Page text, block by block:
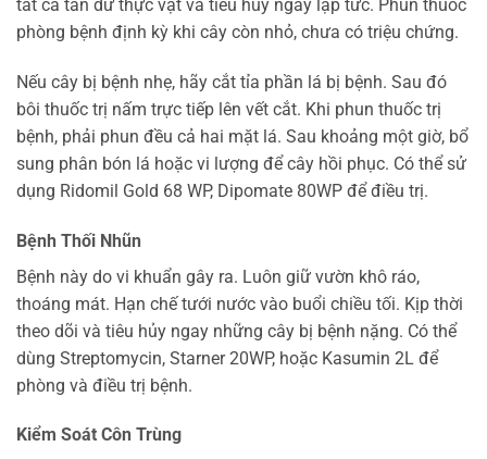
tất cả tàn dư thực vật và tiêu hủy ngay lập tức. Phun thuốc
phòng bệnh định kỳ khi cây còn nhỏ, chưa có triệu chứng.
Nếu cây bị bệnh nhẹ, hãy cắt tỉa phần lá bị bệnh. Sau đó
bôi thuốc trị nấm trực tiếp lên vết cắt. Khi phun thuốc trị
bệnh, phải phun đều cả hai mặt lá. Sau khoảng một giờ, bổ
sung phân bón lá hoặc vi lượng để cây hồi phục. Có thể sử
dụng Ridomil Gold 68 WP, Dipomate 80WP để điều trị.
Bệnh Thối Nhũn
Bệnh này do vi khuẩn gây ra. Luôn giữ vườn khô ráo,
thoáng mát. Hạn chế tưới nước vào buổi chiều tối. Kịp thời
theo dõi và tiêu hủy ngay những cây bị bệnh nặng. Có thể
dùng Streptomycin, Starner 20WP, hoặc Kasumin 2L để
phòng và điều trị bệnh.
Kiểm Soát Côn Trùng